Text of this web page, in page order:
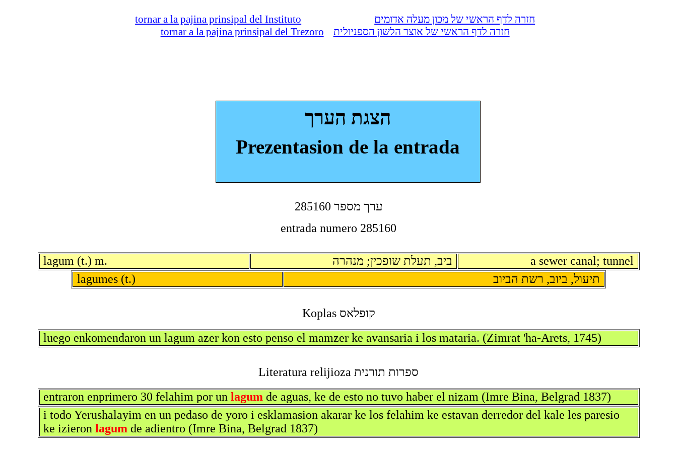
חזרה לדף הראשי של מכון מעלה אדומים
tornar a la pajina prinsipal del Instituto
חזרה לדף הראשי של אוצר הלשון הספניולית
tornar a la pajina prinsipal del Trezoro
הצגת הערך
Prezentasion de la entrada
285160 ערך מספר
entrada numero 285160
lagum (t.) m. ביב, תעלת שופכין; מנהרה
a sewer canal; tunnel
lagumes (t.)
תיעול, ביוב, רשת הביוב
קופלאס Koplas
luego enkomendaron un lagum azer kon esto penso el mamzer ke avansaria i los mataria. (Zimrat 'ha-Arets, 1745)
ספרות תורנית Literatura relijioza
entraron enprimero 30 felahim por unlagum de aguas, ke de esto no tuvo haber el nizam (Imre Bina, Belgrad 1837)
i todo Yerushalayim en un pedaso de yoro i esklamasion akarar ke los felahim ke estavan derredor del kale les paresio
ke izieronlagum de adientro (Imre Bina, Belgrad 1837)